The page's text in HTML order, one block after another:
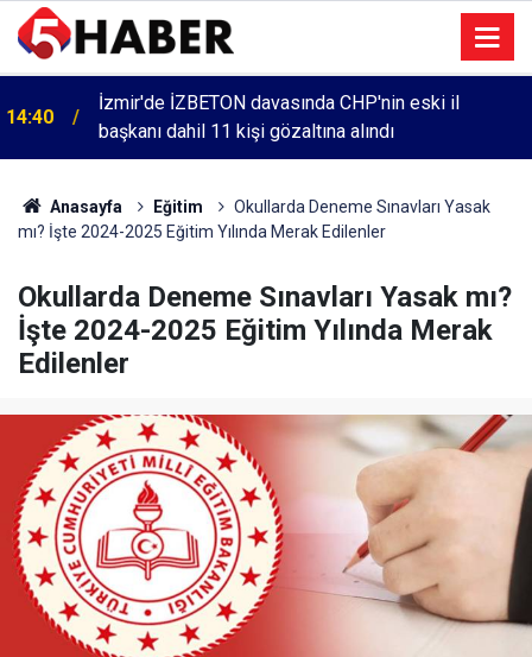
14:40
İzmir'de İZBETON davasında CHP'nin eski il
başkanı dahil 11 kişi gözaltına alındı
Anasayfa Eğitim
Okullarda Deneme Sınavları Yasak
mı? İşte 2024-2025 Eğitim Yılında Merak Edilenler
Okullarda Deneme Sınavları Yasak mı?
İşte 2024-2025 Eğitim Yılında Merak
Edilenler